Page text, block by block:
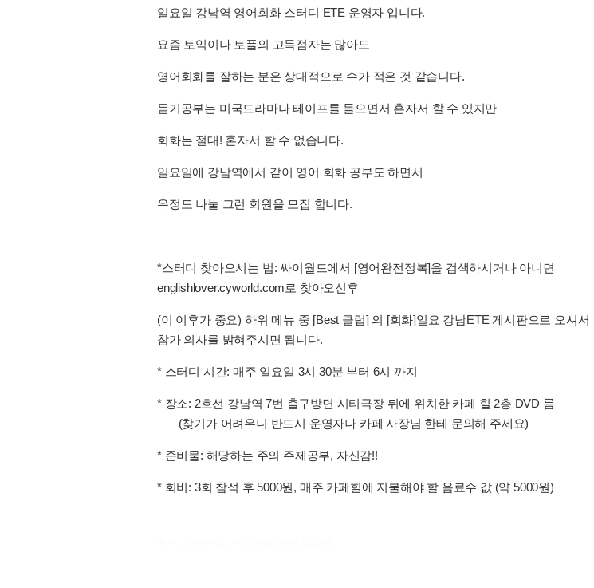
일요일 강남역 영어회화 스터디 ETE 운영자 입니다.
요즘 토익이나 토플의 고득점자는 많아도
영어회화를 잘하는 분은 상대적으로 수가 적은 것 같습니다.
듣기공부는 미국드라마나 테이프를 들으면서 혼자서 할 수 있지만
회화는 절대! 혼자서 할 수 없습니다.
일요일에 강남역에서 같이 영어 회화 공부도 하면서
우정도 나눌 그런 회원을 모집 합니다.
*스터디 찾아오시는 법: 싸이월드에서 [영어완전정복]을 검색하시거나 아니면
englishlover.cyworld.com로 찾아오신후
(이 이후가 중요) 하위 메뉴 중 [Best 클럽] 의 [회화]일요 강남ETE 게시판으로 오셔서
참가 의사를 밝혀주시면 됩니다.
* 스터디 시간: 매주 일요일 3시 30분 부터 6시 까지
* 장소: 2호선 강남역 7번 출구방면 시티극장 뒤에 위치한 카페 힐 2층 DVD 룸
(찾기가 어려우니 반드시 운영자나 카페 사장님 한테 문의해 주세요)
* 준비물: 해당하는 주의 주제공부, 자신감!!
* 회비: 3회 참석 후 5000원, 매주 카페힐에 지불해야 할 음료수 값 (약 5000원)